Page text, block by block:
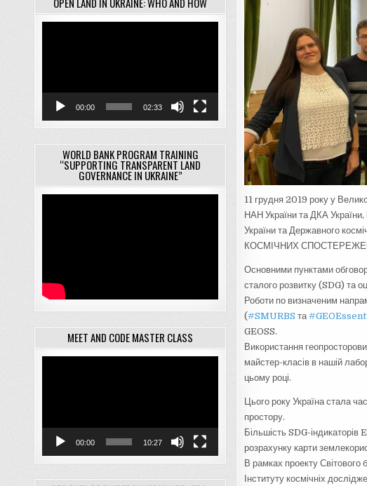
11 грудня 2019 року у
НАН України та ДКА
України та Державного
КОСМІЧНИХ
Основними пунктами
сталого розвитку (SDG) та
Роботи по визначеним
(#SMURBS та#
GEOSS.
Використання
майстер-класів в нашій
цьому році.
Цього року Україна стала
простору.
Більшість SDG-
розрахунку карти
В рамках проекту Світового
Інституту космічніх
00:00 02:33
WORLD BANK PROGRAM TRAINING
“SUPPORTING TRANSPARENT LAND
GOVERNANCE IN UKRAINE”
MEET AND CODE MASTER CLASS
00:00 10:27